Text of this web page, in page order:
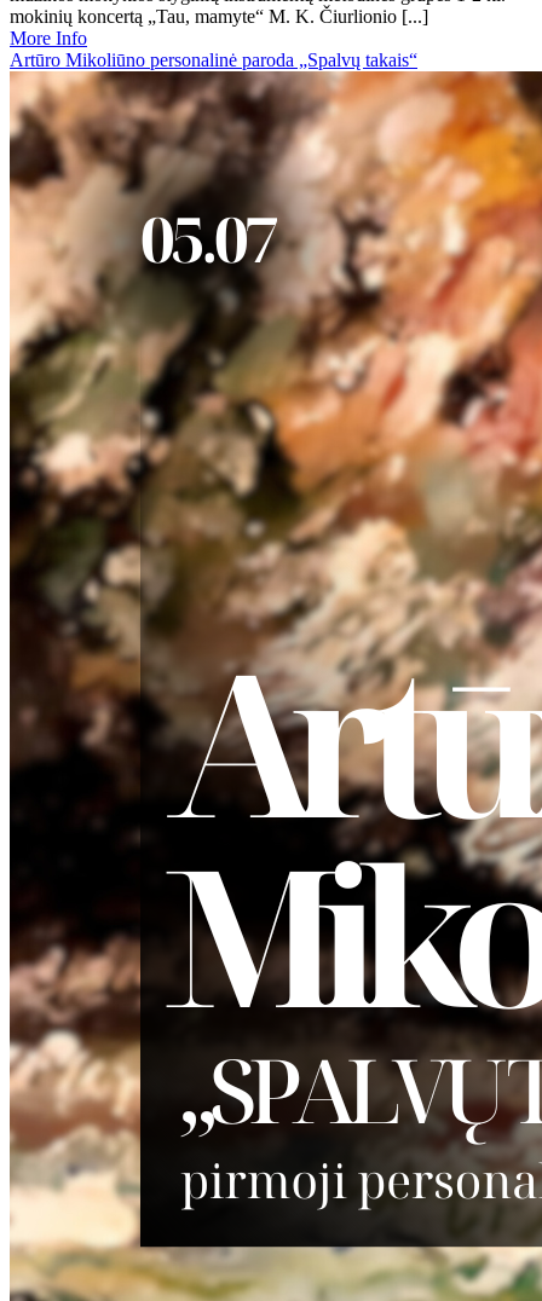
mokinių koncertą „Tau, mamyte“ M. K. Čiurlionio [...]
More Info
Artūro Mikoliūno personalinė paroda „Spalvų takais“